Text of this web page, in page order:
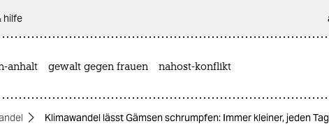
hilfe
anhalt gewalt gegen frauen nahost-konflikt
Klimawandel lässt Gämsen schrumpfen: Immer kleiner, jeden